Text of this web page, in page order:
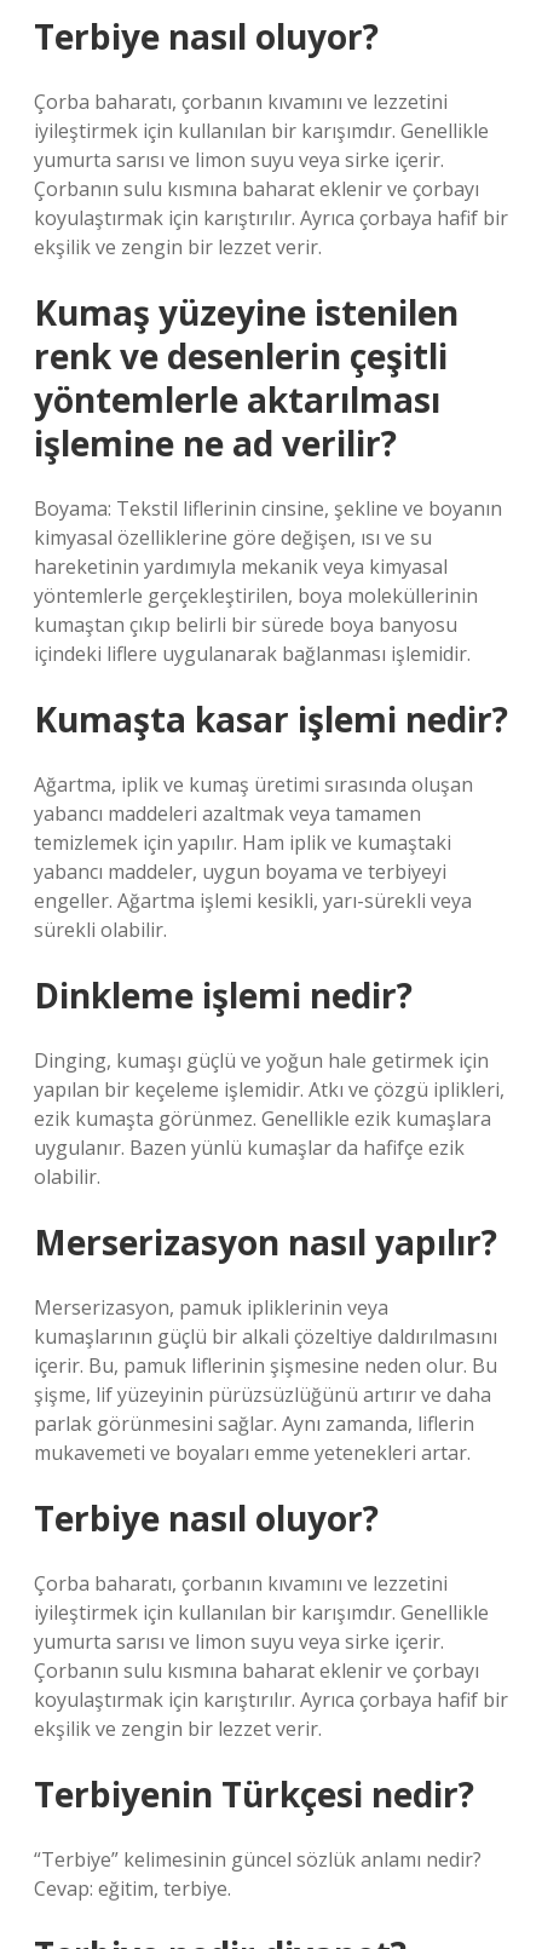
Terbiye nasıl oluyor?
Çorba baharatı, çorbanın kıvamını ve lezzetini
iyileştirmek için kullanılan bir karışımdır. Genellikle
yumurta sarısı ve limon suyu veya sirke içerir.
Çorbanın sulu kısmına baharat eklenir ve çorbayı
koyulaştırmak için karıştırılır. Ayrıca çorbaya hafif bir
ekşilik ve zengin bir lezzet verir.
Kumaş yüzeyine istenilen
renk ve desenlerin çeşitli
yöntemlerle aktarılması
işlemine ne ad verilir?
Boyama: Tekstil liflerinin cinsine, şekline ve boyanın
kimyasal özelliklerine göre değişen, ısı ve su
hareketinin yardımıyla mekanik veya kimyasal
yöntemlerle gerçekleştirilen, boya moleküllerinin
kumaştan çıkıp belirli bir sürede boya banyosu
içindeki liflere uygulanarak bağlanması işlemidir.
Kumaşta kasar işlemi nedir?
Ağartma, iplik ve kumaş üretimi sırasında oluşan
yabancı maddeleri azaltmak veya tamamen
temizlemek için yapılır. Ham iplik ve kumaştaki
yabancı maddeler, uygun boyama ve terbiyeyi
engeller. Ağartma işlemi kesikli, yarı-sürekli veya
sürekli olabilir.
Dinkleme işlemi nedir?
Dinging, kumaşı güçlü ve yoğun hale getirmek için
yapılan bir keçeleme işlemidir. Atkı ve çözgü iplikleri,
ezik kumaşta görünmez. Genellikle ezik kumaşlara
uygulanır. Bazen yünlü kumaşlar da hafifçe ezik
olabilir.
Merserizasyon nasıl yapılır?
Merserizasyon, pamuk ipliklerinin veya
kumaşlarının güçlü bir alkali çözeltiye daldırılmasını
içerir. Bu, pamuk liflerinin şişmesine neden olur. Bu
şişme, lif yüzeyinin pürüzsüzlüğünü artırır ve daha
parlak görünmesini sağlar. Aynı zamanda, liflerin
mukavemeti ve boyaları emme yetenekleri artar.
Terbiye nasıl oluyor?
Çorba baharatı, çorbanın kıvamını ve lezzetini
iyileştirmek için kullanılan bir karışımdır. Genellikle
yumurta sarısı ve limon suyu veya sirke içerir.
Çorbanın sulu kısmına baharat eklenir ve çorbayı
koyulaştırmak için karıştırılır. Ayrıca çorbaya hafif bir
ekşilik ve zengin bir lezzet verir.
Terbiyenin Türkçesi nedir?
“Terbiye” kelimesinin güncel sözlük anlamı nedir?
Cevap: eğitim, terbiye.